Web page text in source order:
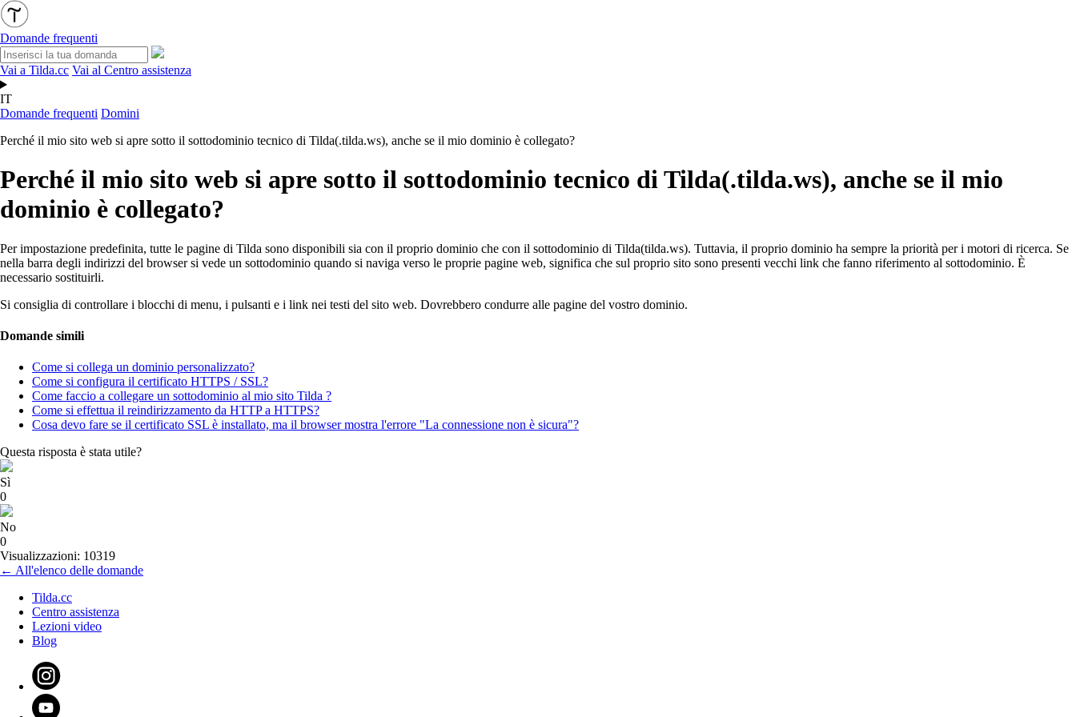
Domande frequenti
Vai a Tilda.cc Vai al Centro assistenza
IT
Domande frequenti Domini
Perché il mio sito web si apre sotto il sottodominio tecnico di Tilda(.tilda.ws), anche se il mio dominio è collegato?
Perché il mio sito web si apre sotto il sottodominio tecnico di Tilda(.tilda.ws), anche se il mio
dominio è collegato?
Per impostazione predefinita, tutte le pagine di Tilda sono disponibili sia con il proprio dominio che con il sottodominio di Tilda(tilda.ws). Tuttavia, il proprio dominio ha sempre la priorità per i motori di ricerca. Se
nella barra degli indirizzi del browser si vede un sottodominio quando si naviga verso le proprie pagine web, significa che sul proprio sito sono presenti vecchi link che fanno riferimento al sottodominio. È
necessario sostituirli.
Si consiglia di controllare i blocchi di menu, i pulsanti e i link nei testi del sito web. Dovrebbero condurre alle pagine del vostro dominio.
Domande simili
Come si collega un dominio personalizzato?
Come si configura il certificato HTTPS / SSL?
Come faccio a collegare un sottodominio al mio sito Tilda ?
Come si effettua il reindirizzamento da HTTP a HTTPS?
Cosa devo fare se il certificato SSL è installato, ma il browser mostra l'errore "La connessione non è sicura"?
Questa risposta è stata utile?
Sì
0
No
0
Visualizzazioni: 10319
← All'elenco delle domande
Tilda.cc
Centro assistenza
Lezioni video
Blog